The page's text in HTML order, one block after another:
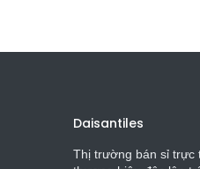
Daisantiles
Thị trường bán sỉ trực